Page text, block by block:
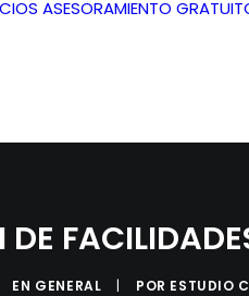
ASESORAMIENTO
DE
EN GENERAL | POR ESTUDIO